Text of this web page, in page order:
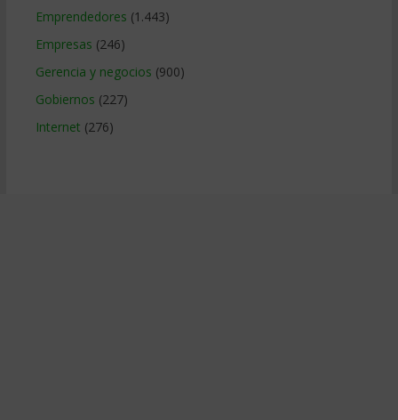
Emprendedores (1.443)
Empresas (246)
Gerencia y negocios (900)
Gobiernos (227)
Internet (276)